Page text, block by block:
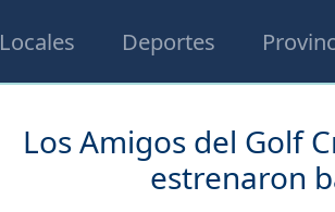
Locales Deportes
Los Amigos del Golf
estrenaron